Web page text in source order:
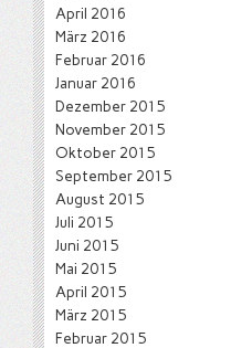
April 2016
März 2016
Februar 2016
Januar 2016
Dezember 2015
November 2015
Oktober 2015
September 2015
August 2015
Juli 2015
Juni 2015
Mai 2015
April 2015
März 2015
Februar 2015